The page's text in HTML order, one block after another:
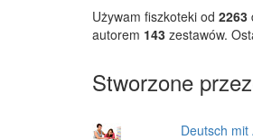
Używam fiszkoteki od 2263
autorem 143 zestawów.
Stworzone
Deutsch